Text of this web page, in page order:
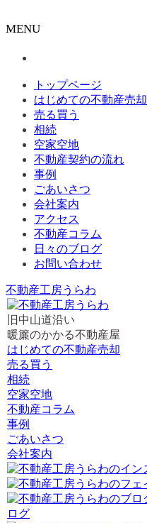
MENU
トップページ
はじめての不動産売却
売る買う
相続
空家空地
不動産契約の流れ
事例
ごあいさつ
会社案内
アクセス
不動産コラム
日々のブログ
お問い合わせ
不動産工房うらわ
旧中山道沿い
暖簾のかかる不動産屋
はじめての不動産売却
売る買う
相続
空家空地
不動産コラム
事例
ごあいさつ
会社案内